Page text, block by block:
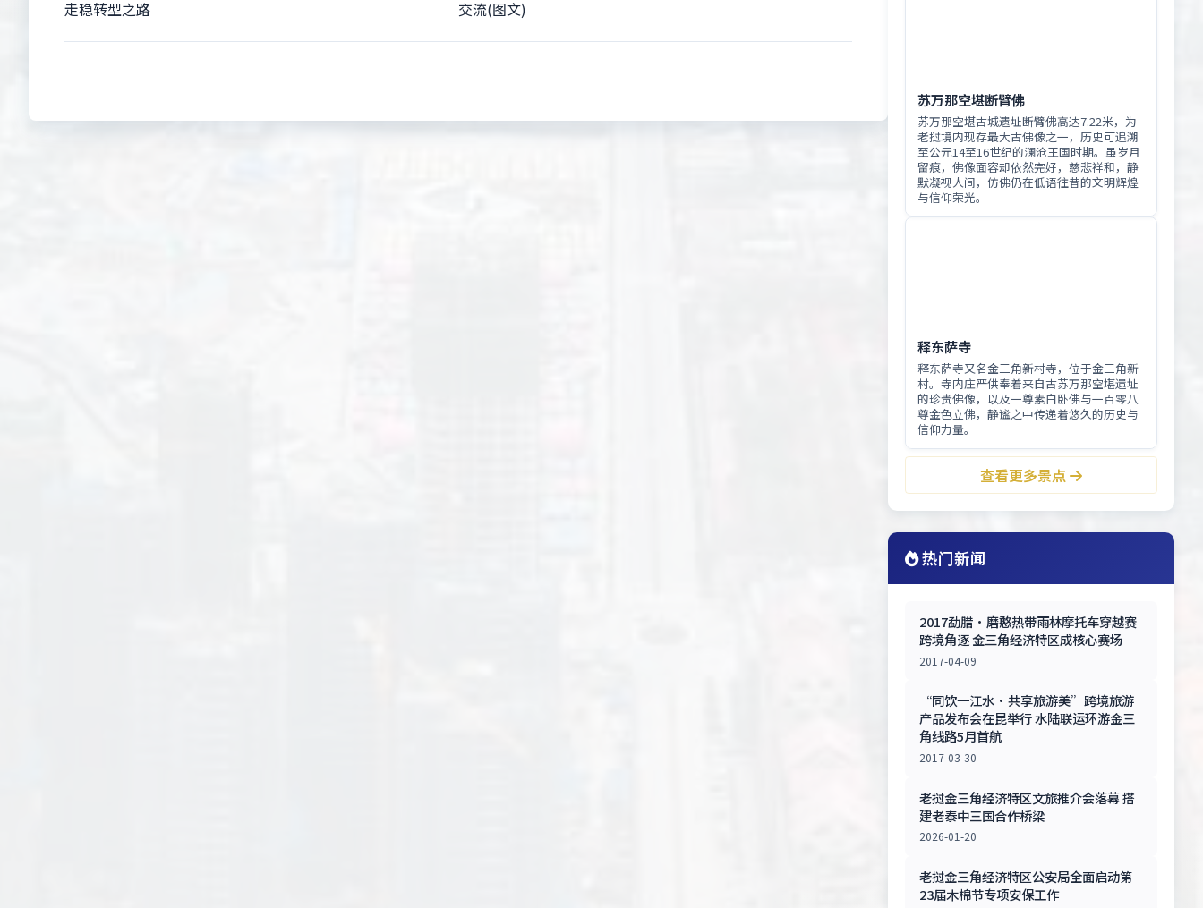
走稳转型之路
交流(图文)
苏万那空堪断臂佛
苏万那空堪古城遗址断臂佛高达7.22米，为
老挝境内现存最大古佛像之一，历史可追溯
至公元14至16世纪的澜沧王国时期。虽岁月
留痕，佛像面容却依然完好，慈悲祥和，静
默凝视人间，仿佛仍在低语往昔的文明辉煌
与信仰荣光。
释东萨寺
释东萨寺又名金三角新村寺，位于金三角新
村。寺内庄严供奉着来自古苏万那空堪遗址
的珍贵佛像，以及一尊素白卧佛与一百零八
尊金色立佛，静谧之中传递着悠久的历史与
信仰力量。
查看更多景点
热门新闻
2017勐腊·磨憨热带雨林摩托车穿越赛
跨境角逐 金三角经济特区成核心赛场
2017-04-09
“同饮一江水•共享旅游美”跨境旅游
产品发布会在昆举行 水陆联运环游金三
角线路5月首航
2017-03-30
老挝金三角经济特区文旅推介会落幕 搭
建老泰中三国合作桥梁
2026-01-20
老挝金三角经济特区公安局全面启动第
23届木棉节专项安保工作